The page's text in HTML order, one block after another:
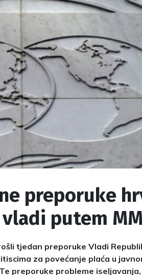
preporuke
putem
tjedan preporuke Vladi
za povećanje plaća u
preporuke probleme